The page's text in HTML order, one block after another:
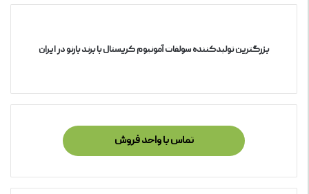
بزرگترین تولیدکننده سولفات آمونیوم کریستال با برند بارنو در ایران
تماس با واحد فروش